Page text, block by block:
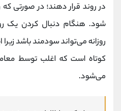
در روند قرار دهند؛ در صورتی
شود. هنگام دنبال کردن یک
روزانه می‌تواند سودمند باشد
کوتاه است که اغلب توسط
می‌شود.